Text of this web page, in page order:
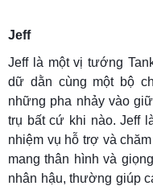
Jeff
Jeff là một vị tướng
dữ dằn cùng một bộ
những pha nhảy vào
trụ bất cứ khi nào. Jeff
nhiệm vụ hỗ trợ và
mang thân hình và
nhân hậu, thường giúp